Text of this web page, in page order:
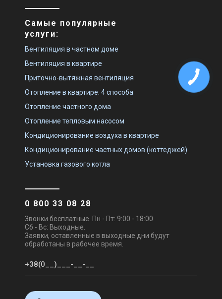
Самые популярные
услуги:
Вентиляция в частном доме
Вентиляция в квартире
Приточно-вытяжная вентиляция
Отопление в квартире: 4 способа
Отопление частного дома
Отопление тепловым насосом
Кондиционирование воздуха в квартире
Кондиционирование частных домов (коттеджей)
Установка газового котла
0 800 33 08 28
Звонки бесплатные. Пн - Пт: 9:00 - 18:00
Сб - Вс: Выходные.
Заявки, оставленные в выходные дни будут
обработаны в рабочее время.